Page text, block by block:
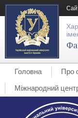
Головна Про
Міжнародний